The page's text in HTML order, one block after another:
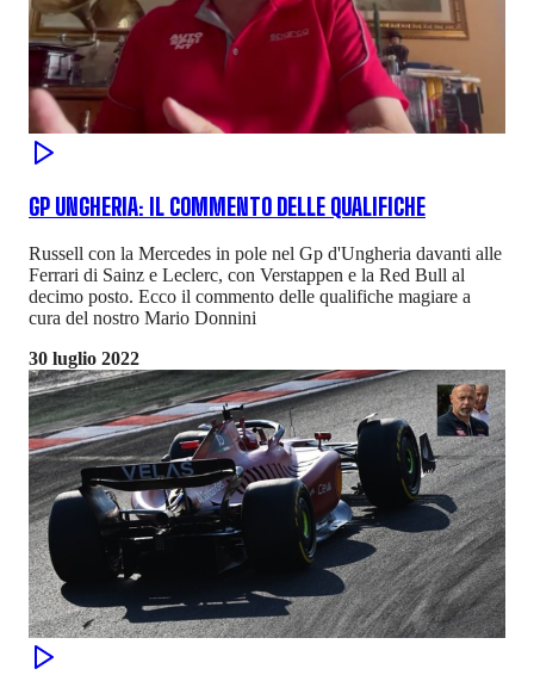
GP UNGHERIA: IL COMMENTO DELLE QUALIFICHE
Russell con la Mercedes in pole nel Gp d'Ungheria davanti alle
Ferrari di Sainz e Leclerc, con Verstappen e la Red Bull al
decimo posto. Ecco il commento delle qualifiche magiare a
cura del nostro Mario Donnini
30 luglio 2022